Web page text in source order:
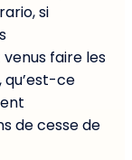
si
faire les
qu’est-ce
de cesse de